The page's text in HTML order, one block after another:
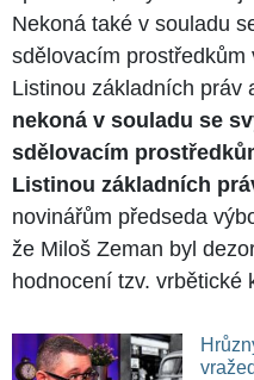
Nekoná také v souladu
sdělovacím prostředkům
Listinou základních práv
nekoná v souladu se
sdělovacím
Listinou základních
novinářům předseda
že Miloš Zeman byl
hodnocení tzv. vrbětické